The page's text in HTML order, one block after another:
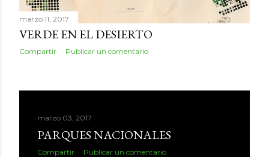
marzo 11, 2017
VERDE EN EL DESIERTO
Compartir Publicar un comentario
marzo 03, 2017
PARQUES NACIONALES
Compartir Publicar un comentario